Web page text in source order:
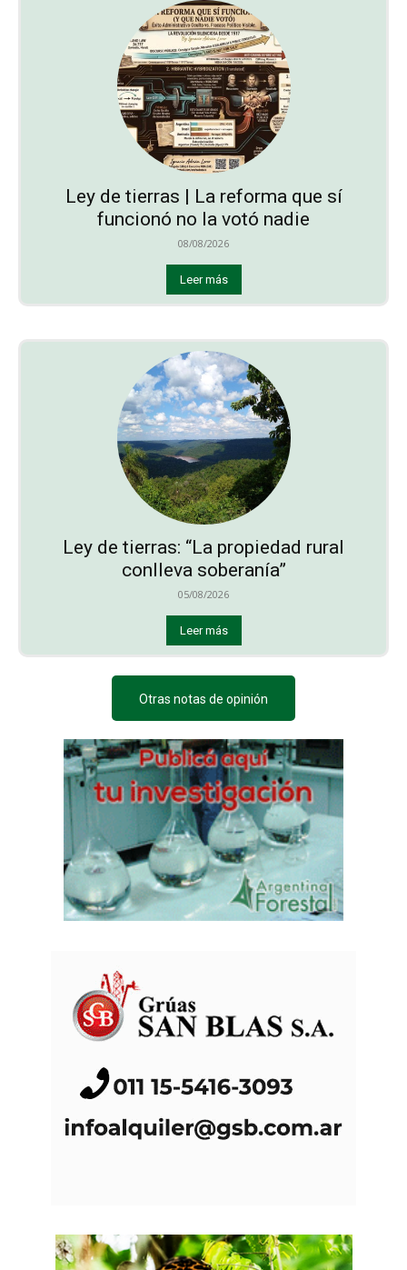
Ley de tierras | La reforma que sí
funcionó no la votó nadie
08/08/2026
Leer más
Ley de tierras: “La propiedad rural
conlleva soberanía”
05/08/2026
Leer más
Otras notas de opinión